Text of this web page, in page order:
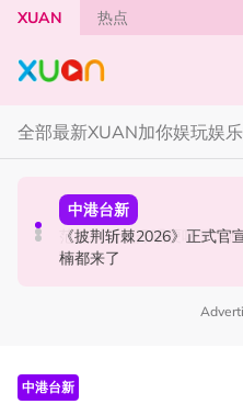
Skip to main content
XUAN 热点
全部最新XUAN加你娱玩娱乐
中港台新
陈土豆玩梗《下一站幸福
不能捐”桥段
演唱会
范玮琪云顶开唱哽咽了！
下去
中港台新
《披荆斩棘2026》正式
楠都来了
中港台新